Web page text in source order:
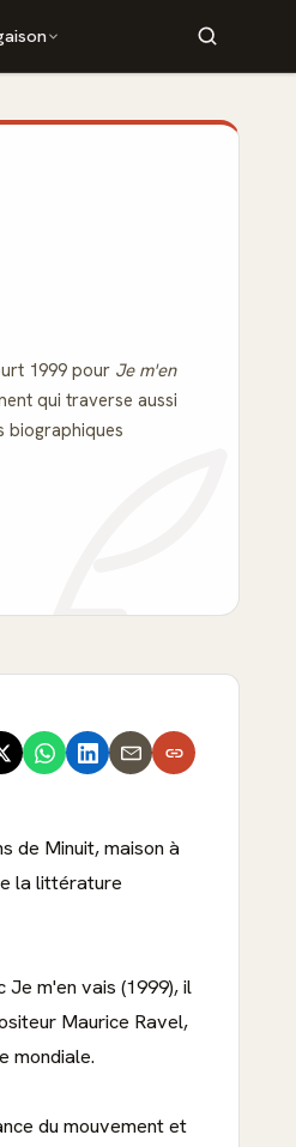
1999 pour Je m'en
qui traverse aussi
biographiques
de Minuit, maison à
la littérature
m'en vais (1999), il
Maurice Ravel,
mondiale.
du mouvement et